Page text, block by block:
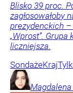
Blisko 39 proc.
zagłosowałoby
prezydenckich –
„Wprost”.
liczniejsza.
SondażeKraj
Magdalena